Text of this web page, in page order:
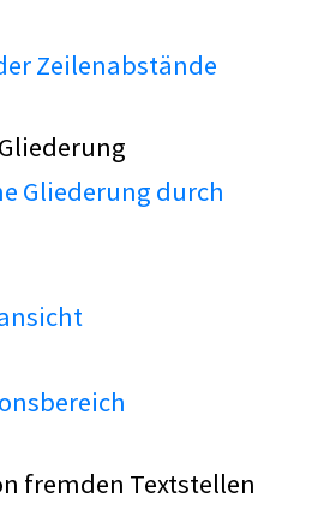
Zeilenabstände
Gliederung
Gliederung durch
fremden Textstellen